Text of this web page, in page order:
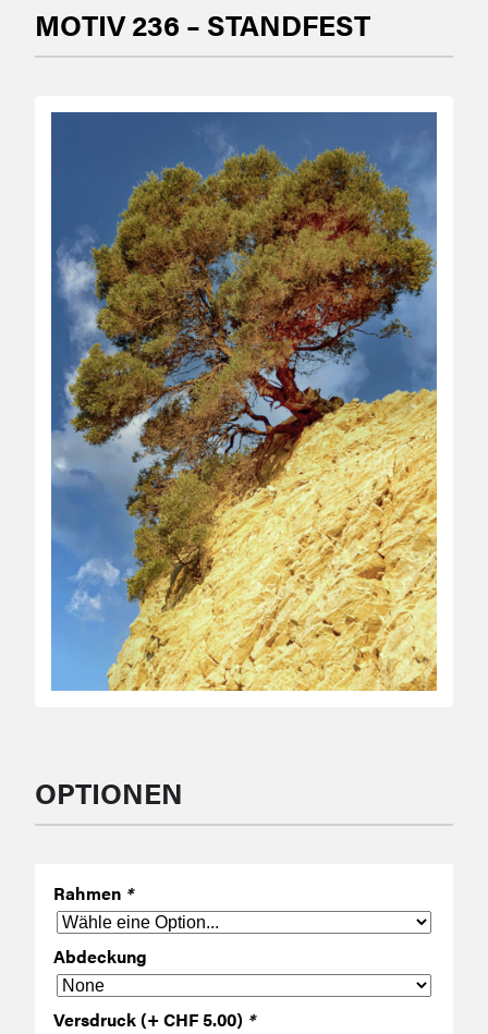
MOTIV 236 – STANDFEST
OPTIONEN
Rahmen *
Abdeckung
Versdruck (+ CHF 5.00) *